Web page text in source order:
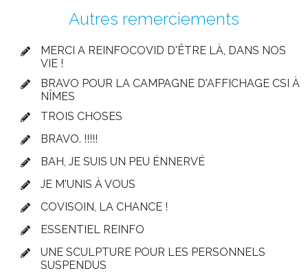
Autres remerciements
MERCI A REINFOCOVID D'ÊTRE LÀ, DANS NOS
VIE !
BRAVO POUR LA CAMPAGNE D'AFFICHAGE CSI À
NÎMES
TROIS CHOSES
BRAVO. !!!!!
BAH, JE SUIS UN PEU ÉNNERVÉ
JE M'UNIS À VOUS
COVISOIN, LA CHANCE !
ESSENTIEL REINFO
UNE SCULPTURE POUR LES PERSONNELS
SUSPENDUS